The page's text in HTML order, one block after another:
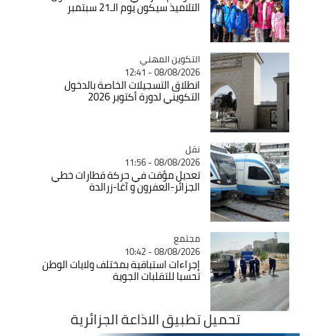
التلاميذ سيكون يوم الـ21 سبتمبر
Catégorie
التكوين المهني
08/08/2026 - 12:41
انطلاق التسجيلات الخاصة بالدخول
التكويني لدورة أكتوبر 2026
Catégorie
نقل
08/08/2026 - 11:56
تعديل مؤقت في حركة قطارات خطي
الجزائر-العفرون و آغا-زرالدة
Catégorie
مجتمع
08/08/2026 - 10:42
إجراءات استباقية بمختلف ولايات الوطن
تحسبا للتقلبات الجوية
تحميل تطبيق الاذاعة الجزائرية